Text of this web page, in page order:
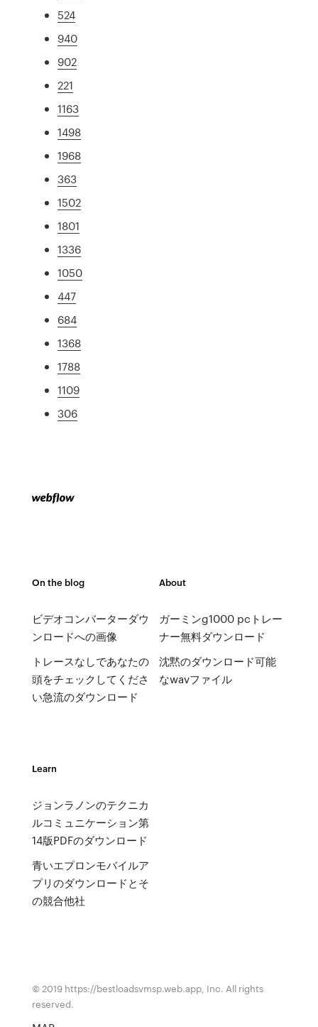
524
940
902
221
1163
1498
1968
363
1502
1801
1336
1050
447
684
1368
1788
1109
306
On the blog
ビデオコンバーターダウ
ンロードへの画像
トレースなしであなたの
頭をチェックしてくださ
い急流のダウンロード
About
ガーミンg1000 pcトレー
ナー無料ダウンロード
沈黙のダウンロード可能
なwavファイル
Learn
ジョンラノンのテクニカ
ルコミュニケーション第
14版PDFのダウンロード
青いエプロンモバイルア
プリのダウンロードとそ
の競合他社
© 2019 https://bestloadsvmsp.web.app, Inc. All rights
reserved.